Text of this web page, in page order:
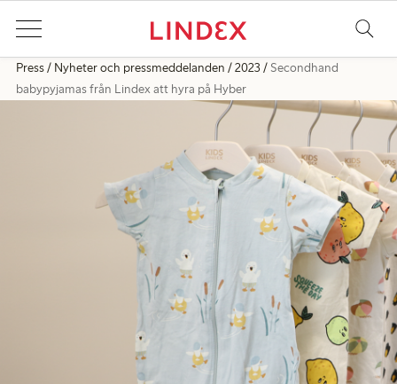
Press Nyheter och pressmeddelanden 2023
Secondhand
babypyjamas från Lindex att hyra på Hyber